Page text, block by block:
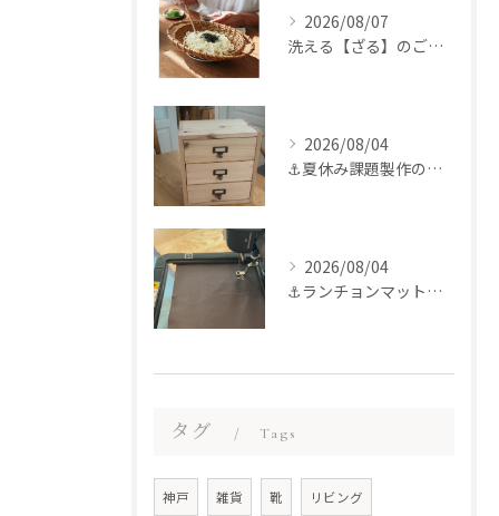
2026/08/07
洗える【ざる】のご紹介
2026/08/04
⚓︎夏休み課題製作のお手伝いをさせていただきました
2026/08/04
⚓︎ランチョンマット製作〜♪
タグ Tags
神戸 雑貨 靴 リビング